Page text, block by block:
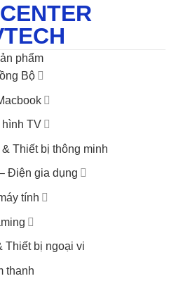
phẩm
Bộ
TV
Thiết bị thông minh
Điện gia dụng
tính
Thiết bị ngoại vi
thanh